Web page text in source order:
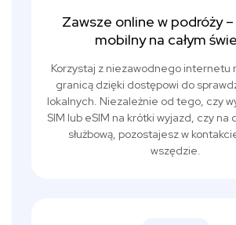
Zawsze online w podróży
mobilny na całym
Korzystaj z niezawodnego internetu
granicą dzięki dostępowi do
lokalnych. Niezależnie od tego, czy
SIM lub eSIM na krótki wyjazd, czy na
służbową, pozostajesz w
wszędzie.